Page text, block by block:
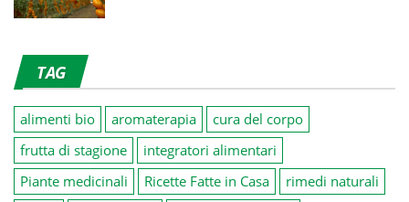
TAG
alimenti bio aromaterapia
cura del corpo
frutta di stagione
integratori alimentari
Piante medicinali
Ricette Fatte in Casa
rimedi naturali